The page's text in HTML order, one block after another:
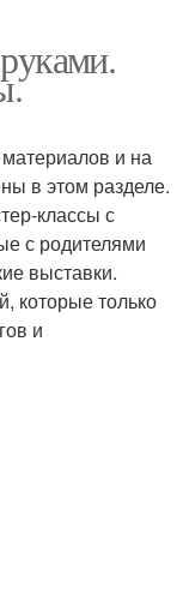
и на
в этом разделе.
классы с
с родителями
выставки.
которые только
и